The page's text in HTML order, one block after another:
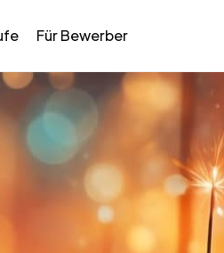
Für Bewerber